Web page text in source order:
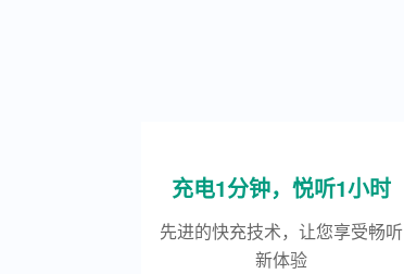
充电1分钟，悦听1小时
先进的快充技术，让您享受畅听
新体验